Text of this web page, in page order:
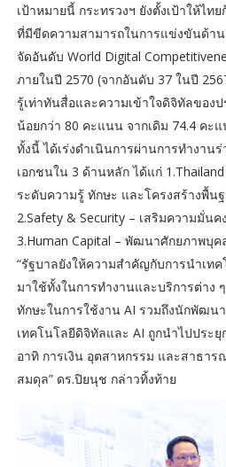
เป้าหมายนี้ กระทรวงฯ ยังตั้งเป้าให้ไท
ที่มีขีดความสามารถในการแข่งขันด้า
จัดอันดับ World Digital
ภายในปี 2570 (จากอันดับ 37 ในปี
รู้เท่าทันสื่อและความเข้าใจดิจิทัลของ
น้อยกว่า 80 คะแนน จากเดิม 74.4 คะ
ทั้งนี้ ได้เร่งดำเนินการผ่านการทำงาน
เอกชนใน 3 ด้านหลัก ได้แก่
ระดับความรู้ ทักษะ และโครงสร้างพื้น
2.Safety & Security – เสริมความมั่น
3.Human Capital – พัฒนาศักยภาพบุ
“รัฐบาลยังให้ความสำคัญกับการนำเท
มาใช้ทั้งในการทำงานและบริการต่าง
ทักษะในการใช้งาน AI รวมถึงนักพัฒน
เทคโนโลยีดิจิทัลและ AI ถูกนำไปประ
อาทิ การเงิน อุตสาหกรรม และสาธา
สมดุล” ดร.ปิยนุช กล่าวทิ้งท้าย